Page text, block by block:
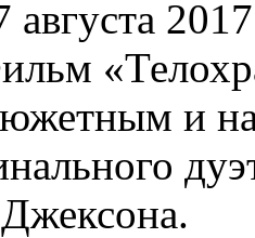
августа
и